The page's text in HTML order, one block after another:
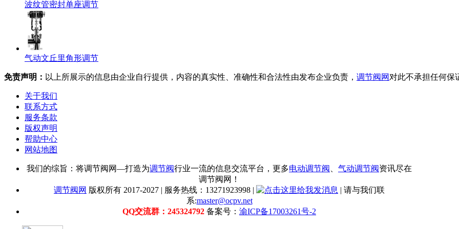
波纹管密封单座调节
气动文丘里角形调节
免责声明： 以上所展示的信息由企业自行提供，内容的真实性、准确性和合法性由发布企业负责， 调节阀网 对此不承担任何保
关于我们
联系方式
服务条款
版权声明
帮助中心
网站地图
我们的综旨：将调节阀网—打造为调节阀行业一流的信息交流平台，更多电动调节阀 气动调节阀资讯尽在
调节阀网！
调节阀网 版权所有 2017-2027 | 服务热线：13271923998 |
| 请与我们联
系:master@ocpv.net
QQ交流群：245324792 备案号： 渝ICP备17003261号-2